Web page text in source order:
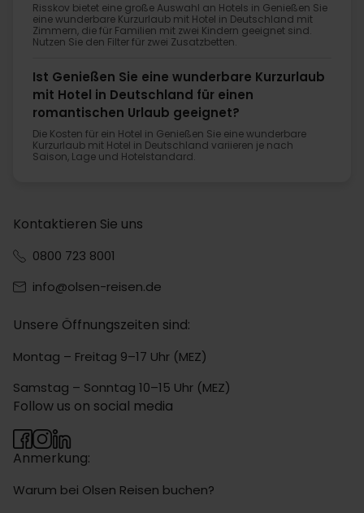
Risskov bietet eine große Auswahl an Hotels in Genießen Sie
eine wunderbare Kurzurlaub mit Hotel in Deutschland mit
Zimmern, die für Familien mit zwei Kindern geeignet sind.
Nutzen Sie den Filter für zwei Zusatzbetten.
Ist Genießen Sie eine wunderbare Kurzurlaub
mit Hotel in Deutschland für einen
romantischen Urlaub geeignet?
Die Kosten für ein Hotel in Genießen Sie eine wunderbare
Kurzurlaub mit Hotel in Deutschland variieren je nach
Saison, Lage und Hotelstandard.
Kontaktieren Sie uns
0800 723 8001
info@olsen-reisen.de
Unsere Öffnungszeiten sind:
Montag – Freitag 9–17 Uhr (MEZ)
Samstag – Sonntag 10–15 Uhr (MEZ)
Anmerkung:
Warum bei Olsen Reisen buchen?
Follow us on social media